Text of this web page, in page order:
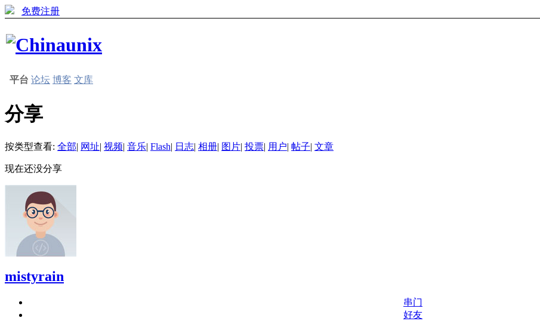
免费注册
平台 论坛 博客 文库
分享
按类型查看: 全部| 网址| 视频| 音乐| Flash| 日志| 相册| 图片| 投票| 用户| 帖子| 文章
现在还没分享
mistyrain
串门
好友